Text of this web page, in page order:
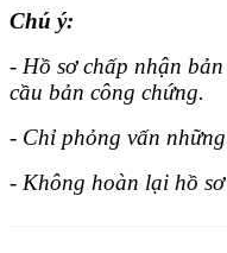
Chú ý:
- Hồ sơ chấp nhận
cầu bản công chứng.
- Chỉ phỏng vấn
- Không hoàn lại hồ